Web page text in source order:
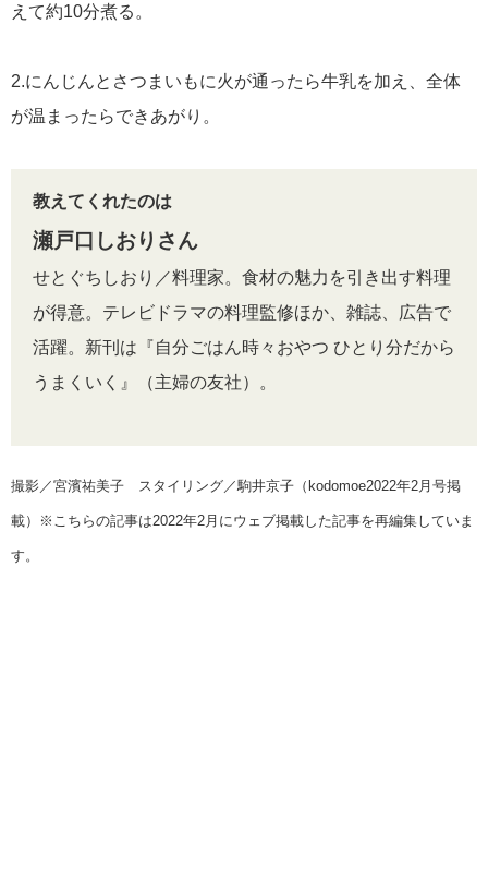
えて約10分煮る。
2.にんじんとさつまいもに火が通ったら牛乳を加え、全体
が温まったらできあがり。
教えてくれたのは
瀬戸口しおりさん
せとぐちしおり／料理家。食材の魅力を引き出す料理
が得意。テレビドラマの料理監修ほか、雑誌、広告で
活躍。新刊は『自分ごはん時々おやつ ひとり分だから
うまくいく』（主婦の友社）。
撮影／宮濱祐美子 スタイリング／駒井京子（kodomoe2022年2月号掲
載）※こちらの記事は2022年2月にウェブ掲載した記事を再編集していま
す。